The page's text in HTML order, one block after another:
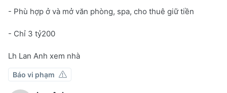
- Phù hợp ở và mở văn phòng, spa, cho thuê giữ tiền
- Chỉ 3 tỷ200
Lh Lan Anh xem nhà
Báo vi phạm